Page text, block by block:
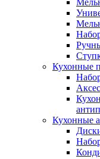
Кухонные
Кухонные